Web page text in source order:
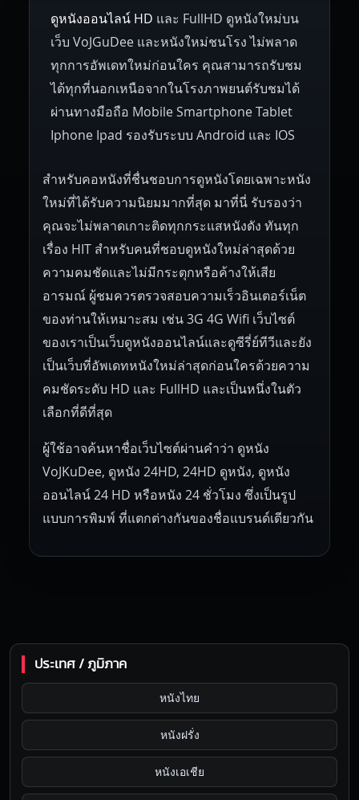
1945 1942 1941 1940 1939
1937 1930
Hungary Denmark Bulgaria
Czech Republic Brazil Turkey
ดูหนังออนไลน์ HD และ FullHD ดูหนังใหม่บน
เว็บ VoJGuDee และหนังใหม่ชนโรง ไม่พลาด
ทุกการอัพเดทใหม่ก่อนใคร คุณสามารถรับชม
ได้ทุกที่นอกเหนือจากในโรงภาพยนต์รับชมได้
ผ่านทางมือถือ Mobile Smartphone Tablet
Iphone Ipad รองรับระบบ Android และ IOS
สำหรับคอหนังที่ชื่นชอบการดูหนังโดยเฉพาะหนัง
ใหม่ที่ได้รับความนิยมมากที่สุด มาที่นี่ รับรองว่า
คุณจะไม่พลาดเกาะติดทุกกระแสหนังดัง ทันทุก
เรื่อง HIT สำหรับคนที่ชอบดูหนังใหม่ล่าสุดด้วย
ความคมชัดและไม่มีกระตุกหรือค้างให้เสีย
อารมณ์ ผู้ชมควรตรวจสอบความเร็วอินเตอร์เน็ต
ของท่านให้เหมาะสม เช่น 3G 4G Wifi เว็บไซต์
ของเราเป็นเว็บดูหนังออนไลน์และดูซีรี่ย์ทีวีและยัง
เป็นเว็บที่อัพเดทหนังใหม่ล่าสุดก่อนใครด้วยความ
คมชัดระดับ HD และ FullHD และเป็นหนึ่งในตัว
เลือกที่ดีที่สุด
ผู้ใช้อาจค้นหาชื่อเว็บไซต์ผ่านคำว่า ดูหนัง
VoJKuDee, ดูหนัง 24HD, 24HD ดูหนัง, ดูหนัง
ออนไลน์ 24 HD หรือหนัง 24 ชั่วโมง ซึ่งเป็นรูป
แบบการพิมพ์ ที่แตกต่างกันของชื่อแบรนด์เดียวกัน
ประเทศ / ภูมิภาค
หนังไทย
หนังฝรั่ง
หนังเอเชีย